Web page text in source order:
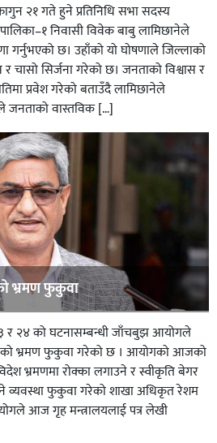
२१ गते हुने प्रतिनिधि सभा सदस्य
निवासी विवेक बाबु लामिछानेले
गर्नुभएको छ। उहाँको यो घोषणाले जिल्लाको
चासो सिर्जना गरेको छ। जनताको विश्वास र
प्रवेश गरेको बताउँदै लामिछानेले
जनताको वास्तविक […]
भ्रमण फुकुवा
र २४ को घटनासम्बन्धी जाँचबुझ आयोगले
भ्रमण फुकुवा गरेको छ । आयोगको आजको
भ्रमणमा रोक्का लगाउने र स्वीकृति बेगर
व्यवस्था फुकुवा गरेको शाखा अधिकृत रेशम
आज गृह मन्त्रालयलाई पत्र लेखी